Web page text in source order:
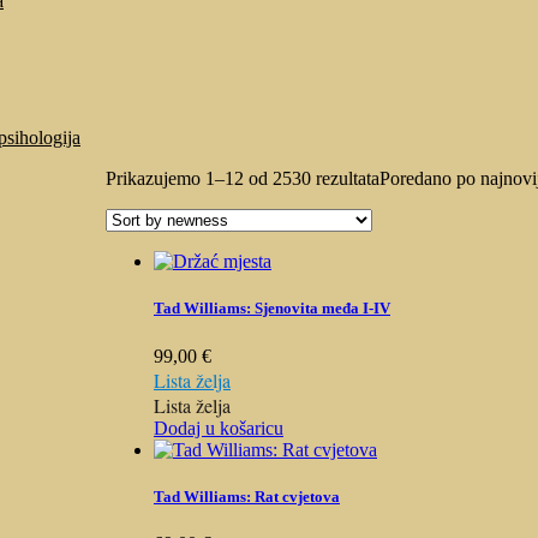
Prikazujemo 1–12 od 2530 rezultataPoredano po
Tad Williams: Sjenovita međa I-IV
99,00 €
Lista želja
Lista želja
Dodaj u košaricu
Tad Williams: Rat cvjetova